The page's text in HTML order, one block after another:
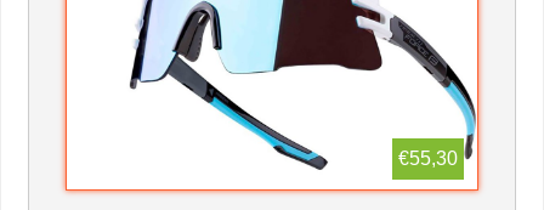
€55,30